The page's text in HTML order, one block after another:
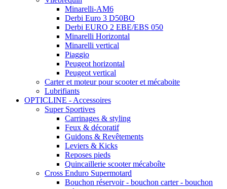
Minarelli-AM6
Derbi Euro 3 D50BO
Derbi EURO 2 EBE/EBS 050
Minarelli Horizontal
Minarelli vertical
Piaggio
Peugeot horizontal
Peugeot vertical
Carter et moteur pour scooter et mécaboite
Lubrifiants
OPTICLINE - Accessoires
Super Sportives
Carrinages & styling
Feux & décoratif
Guidons & Revêtements
Leviers & Kicks
Reposes pieds
Quincaillerie scooter mécaboîte
Cross Enduro Supermotard
Bouchon réservoir - bouchon carter - bouchon